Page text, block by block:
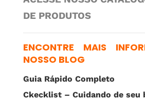
DE PRODUTOS
ENCONTRE MAIS
NOSSO BLOG
Guia Rápido Completo
Ckecklist – Cuidando de seu